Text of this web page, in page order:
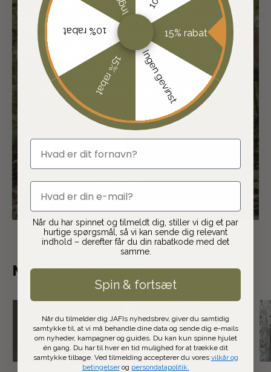
er Skandinaviens største frivillige
kæde inden for jagt og friluftsliv med
butikker i både Danmark og Sverige.
Sammen produktudvikler og udvælger
vi de bedste varer, som du kan få stor
SE PRODUKTER
Mere indenfor jagt
15% rabat
Ingen gevinst
15% rabat
10% rabat
fornavn
email
Når du har spinnet og tilmeldt dig, stiller vi dig et par
hurtige spørgsmål, så vi kan sende dig relevant
indhold – derefter får du din rabatkode med det
samme.
Spin & fortsæt
Når du tilmelder dig JAFIs nyhedsbrev, giver du samtidig
samtykke til, at vi må behandle dine data og sende dig e-mails
om nyheder, kampagner og guides. Du kan kun spinne hjulet
én gang. Du har til hver en tid mulighed for at trække dit
samtykke tilbage. Ved tilmelding accepterer du vores vilkår og
betingelserog persondatapolitik.